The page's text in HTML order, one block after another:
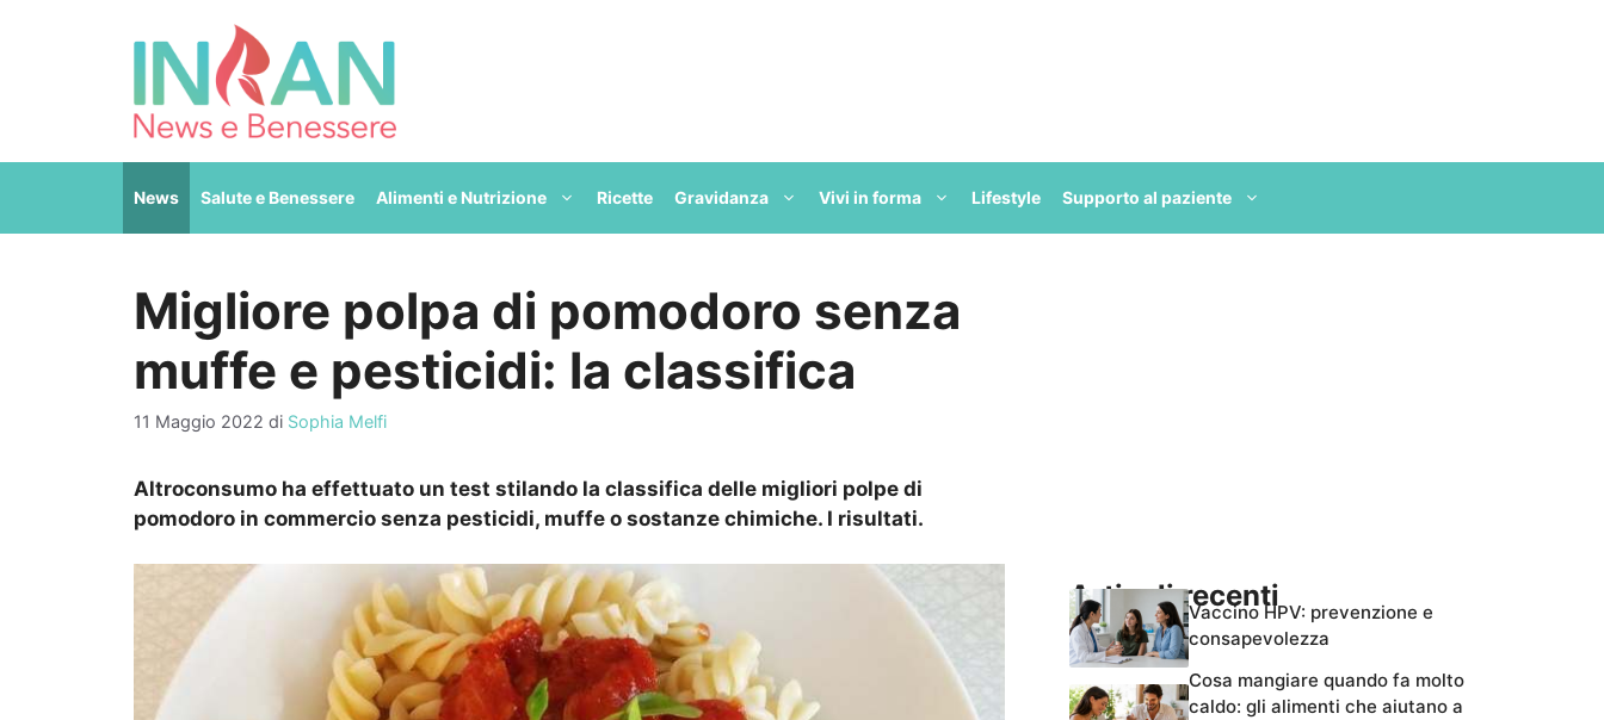
News Salute e Benessere Alimenti e Nutrizione Ricette Gravidanza Vivi in forma Lifestyle Supporto al paziente
Migliore polpa di pomodoro senza
muffe e pesticidi: la classifica
11 Maggio 2022 di Sophia Melfi
Altroconsumo ha effettuato un test stilando la classifica delle migliori polpe di
pomodoro in commercio senza pesticidi, muffe o sostanze chimiche. I risultati.
Articoli recentiVaccino HPV: prevenzione e
consapevolezza
Cosa mangiare quando fa molto
caldo: gli alimenti che aiutano a